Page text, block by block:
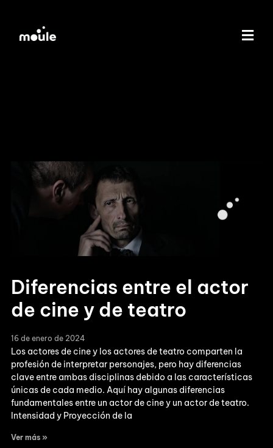
Diferencias entre el actor
de cine y de teatro
16 de enero de 2024
Los actores de cine y los actores de teatro comparten la
profesión de interpretar personajes, pero hay diferencias
clave entre ambas disciplinas debido a las características
únicas de cada medio. Aquí hay algunas diferencias
fundamentales entre un actor de cine y un actor de teatro.
Intensidad y Proyección de la
Ver más »